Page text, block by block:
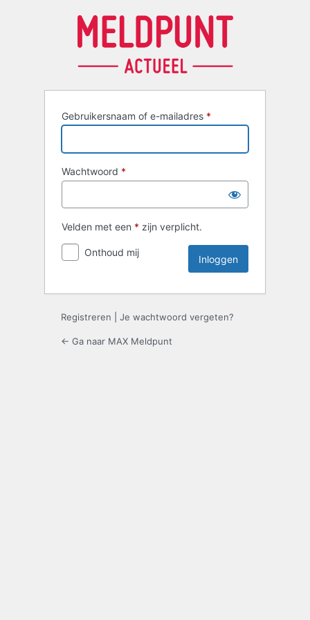
Gebruikersnaam of e-mailadres *
Wachtwoord *
Velden met een * zijn verplicht.
Onthoud mij
Registreren Je wachtwoord vergeten?
← Ga naar MAX Meldpunt